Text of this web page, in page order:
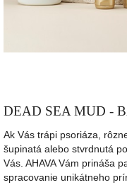
DEAD SEA MUD -
Ak Vás trápi psoriáza,
šupinatá alebo stvrdnutá
Vás. AHAVA Vám prináša
spracovanie unikátneho